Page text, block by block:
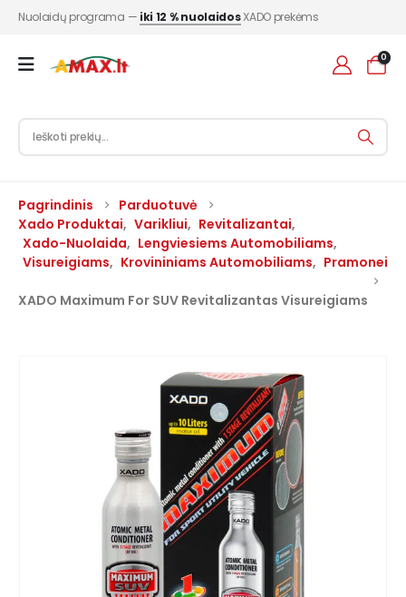
Nuolaidų programa — iki 12 % nuolaidosXADO prekėms
0
Pagrindinis
Parduotuvė
Xado Produktai, Varikliui, Revitalizantai,
Xado-Nuolaida, Lengviesiems Automobiliams,
Visureigiams, Krovininiams Automobiliams, Pramonei
XADO Maximum For SUV Revitalizantas Visureigiams